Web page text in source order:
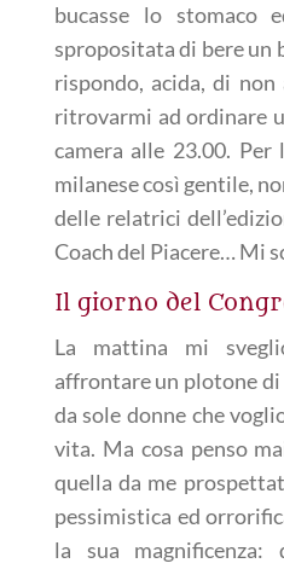
bucasse lo stomaco
spropositata di bere un
rispondo, acida, di
ritrovarmi ad ordinare
camera alle 23.00. Per
milanese così gentile,
delle relatrici
Coach del Piacere… Mi
Il giorno del
La mattina mi
affrontare un plotone
da sole donne che
vita. Ma cosa penso
quella da me
pessimistica ed
la sua